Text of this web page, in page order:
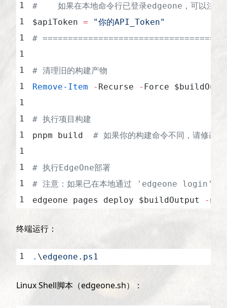
#    如果在本地命令行已登录edgeone，可以注
$apiToken = "你的API_Token"
#
# 清理旧的构建产物
Remove-Item - Recurse - Force
# 执行项目构建
pnpm build # 如果你的构建命令不同，请修
# 执行EdgeOne部署
# 注意：如果已在本地通过 'edgeone login'
edgeone pages deploy $buildOutput - n
终端运行：
. \edgeone.ps1
Linux Shell脚本（edgeone.sh）：